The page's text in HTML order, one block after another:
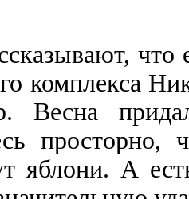
комплекса
Весна
просторно,
яблони. А